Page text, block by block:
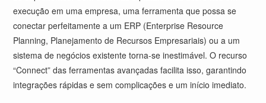
execução em uma empresa, uma ferramenta que possa se
conectar perfeitamente a um ERP (Enterprise Resource
Planning, Planejamento de Recursos Empresariais) ou a um
sistema de negócios existente torna-se inestimável. O recurso
“Connect” das ferramentas avançadas facilita isso, garantindo
integrações rápidas e sem complicações e um início imediato.